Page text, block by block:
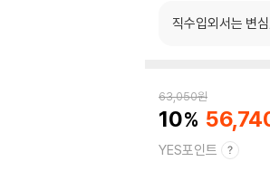
직수입외서는 변
63,050원
10
YES포인트